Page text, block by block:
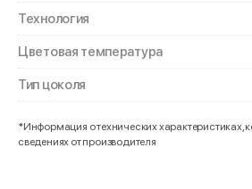
Технология
Цветовая температура
Тип цоколя
*Информация о технических характеристиках,
сведениях от производителя